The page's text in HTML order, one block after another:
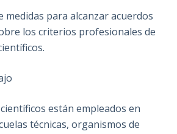
medidas para alcanzar acuerdos
los criterios profesionales de
están empleados en
técnicas, organismos de